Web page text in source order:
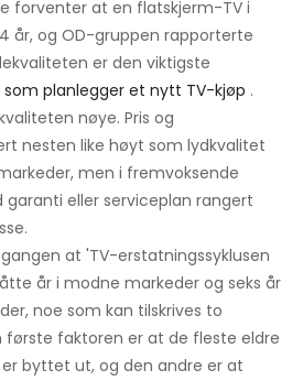
forventer at en flatskjerm-TV i
år, og OD-gruppen rapporterte
er den viktigste
som planlegger et nytt TV-kjøp .
nøye. Pris og
nesten like høyt som lydkvalitet
men i fremvoksende
eller serviceplan rangert
at 'TV-erstatningssyklusen
år i modne markeder og seks år
noe som kan tilskrives to
faktoren er at de fleste eldre
byttet ut, og den andre er at